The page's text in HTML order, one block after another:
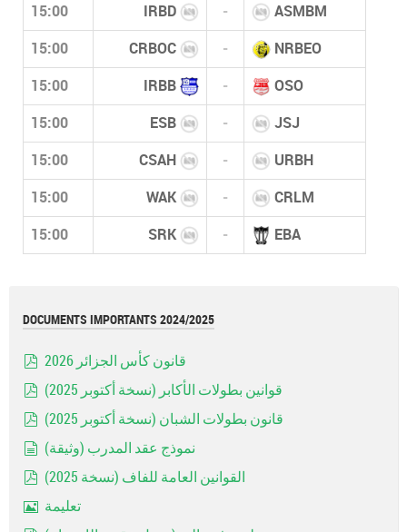
15:00 IRBD - ASMBM
15:00 CRBOC - NRBEO
15:00 IRBB - OSO
15:00 ESB - JSJ
15:00 CSAH - URBH
15:00 WAK - CRLM
15:00 SRK - EBA
DOCUMENTS IMPORTANTS 2024/2025
قانون كأس الجزائر 2026
قوانين بطولات الأكابر (نسخة أكتوبر 2025)
قانون بطولات الشبان (نسخة أكتوبر 2025)
نموذج عقد المدرب (وثيقة)
القوانين العامة للفاف (نسخة 2025)
تعليمة